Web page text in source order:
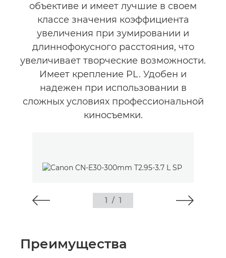
объективе и имеет лучшие в своем
классе значения коэффициента
увеличения при зумировании и
длиннофокусного расстояния, что
увеличивает творческие возможности.
Имеет крепление PL. Удобен и
надежен при использовании в
сложных условиях профессиональной
киносъемки.
1 / 1
Преимущества